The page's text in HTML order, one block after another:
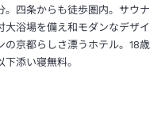
。四条からも徒歩圏内。サウナ
大浴場を備え和モダンなデザイ
の京都らしさ漂うホテル。18歳
下添い寝無料。